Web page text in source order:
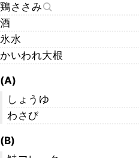
鶏ささみ
酒
氷水
かいわれ大根
(A)
しょうゆ
わさび
(B)